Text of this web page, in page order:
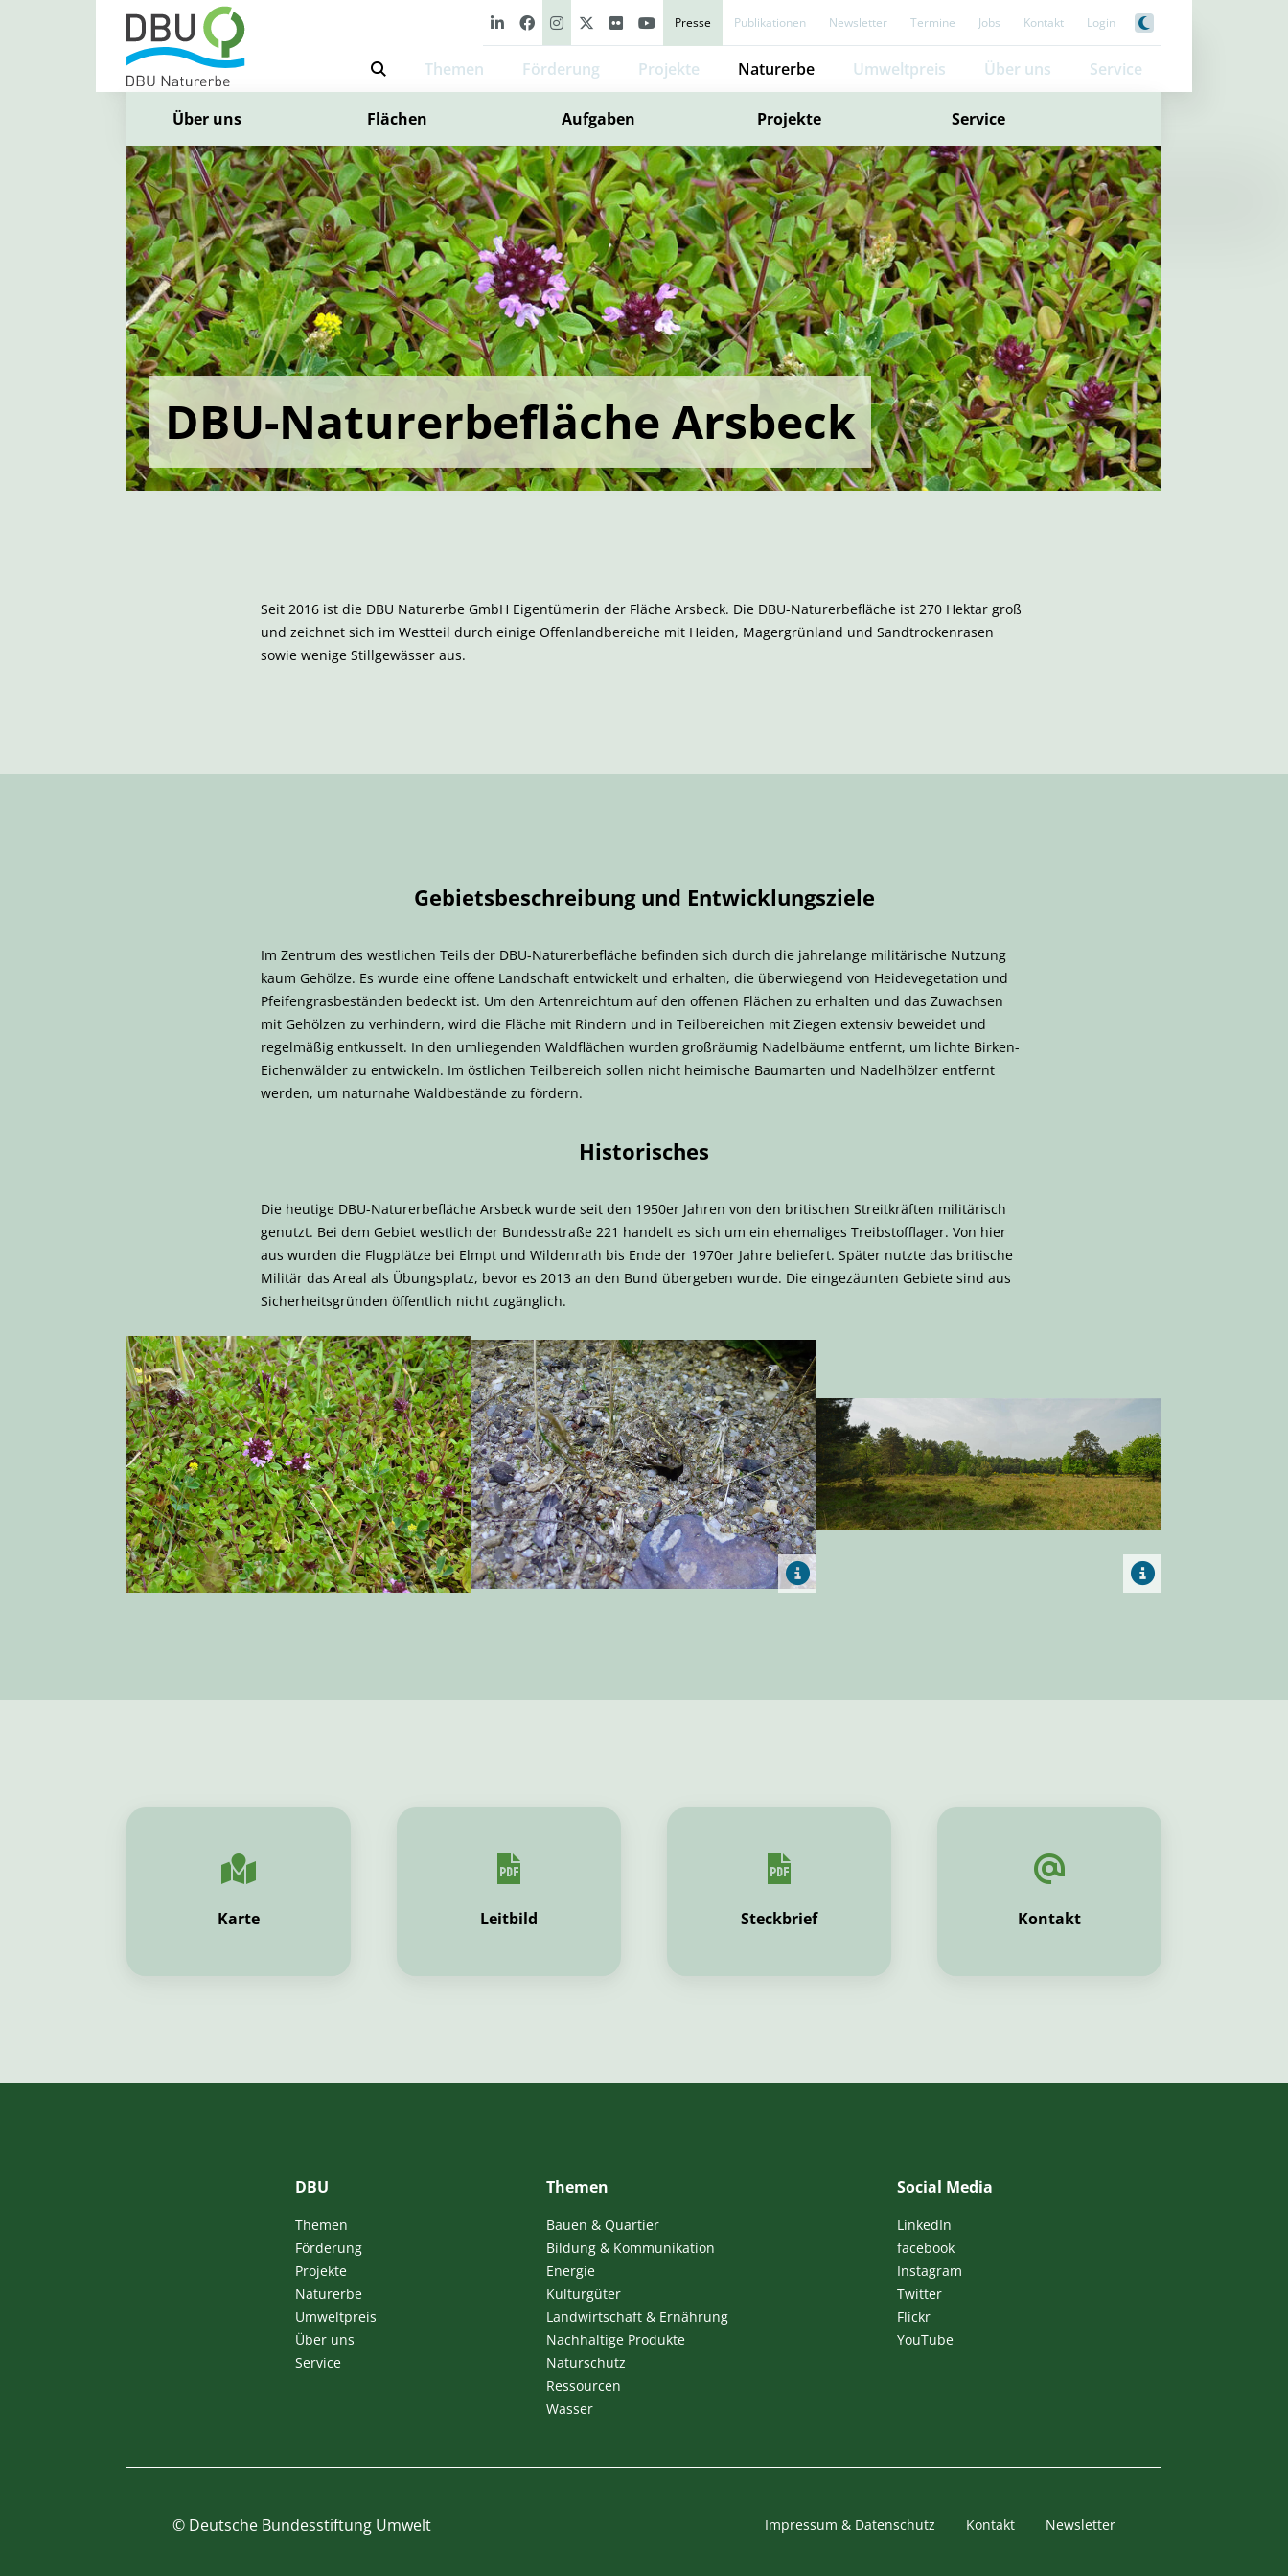
Presse Publikationen Newsletter Termine Jobs Kontakt Login
Themen Förderung Projekte Naturerbe
Über uns Flächen Aufgaben Projekte Service
Umweltpreis Über uns Service
DBU-Naturerbefläche Arsbeck
Seit 2016 ist die DBU Naturerbe GmbH Eigentümerin der Fläche Arsbeck. Die DBU-Naturerbefläche ist 270 Hektar groß
und zeichnet sich im Westteil durch einige Offenlandbereiche mit Heiden, Magergrünland und Sandtrockenrasen
sowie wenige Stillgewässer aus.
Gebietsbeschreibung und Entwicklungsziele
Im Zentrum des westlichen Teils der DBU-Naturerbefläche befinden sich durch die jahrelange militärische Nutzung
kaum Gehölze. Es wurde eine offene Landschaft entwickelt und erhalten, die überwiegend von Heidevegetation und
Pfeifengrasbeständen bedeckt ist. Um den Artenreichtum auf den offenen Flächen zu erhalten und das Zuwachsen
mit Gehölzen zu verhindern, wird die Fläche mit Rindern und in Teilbereichen mit Ziegen extensiv beweidet und
regelmäßig entkusselt. In den umliegenden Waldflächen wurden großräumig Nadelbäume entfernt, um lichte Birken-
Eichenwälder zu entwickeln. Im östlichen Teilbereich sollen nicht heimische Baumarten und Nadelhölzer entfernt
werden, um naturnahe Waldbestände zu fördern.
Historisches
Die heutige DBU-Naturerbefläche Arsbeck wurde seit den 1950er Jahren von den britischen Streitkräften militärisch
genutzt. Bei dem Gebiet westlich der Bundesstraße 221 handelt es sich um ein ehemaliges Treibstofflager. Von hier
aus wurden die Flugplätze bei Elmpt und Wildenrath bis Ende der 1970er Jahre beliefert. Später nutzte das britische
Militär das Areal als Übungsplatz, bevor es 2013 an den Bund übergeben wurde. Die eingezäunten Gebiete sind aus
Sicherheitsgründen öffentlich nicht zugänglich.
Karte Leitbild Steckbrief Kontakt
DBU
Themen
Förderung
Projekte
Naturerbe
Umweltpreis
Über uns
Service
Themen
Bauen & Quartier
Bildung & Kommunikation
Energie
Kulturgüter
Landwirtschaft & Ernährung
Nachhaltige Produkte
Naturschutz
Ressourcen
Wasser
Social Media
LinkedIn
facebook
Instagram
Twitter
Flickr
YouTube
© Deutsche Bundesstiftung Umwelt Impressum & Datenschutz Kontakt Newsletter